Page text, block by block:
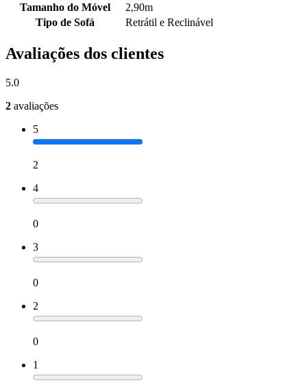
Tamanho do Móvel
2,90m
Tipo de Sofá
Retrátil e Reclinável
Avaliações dos clientes
5.0
2 avaliações
5
2
4
0
3
0
2
0
1